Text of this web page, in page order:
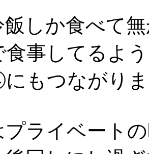
飯しか食べて
食事してるよ
もつながり
プライベート